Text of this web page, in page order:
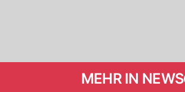
MEHR IN NEWS